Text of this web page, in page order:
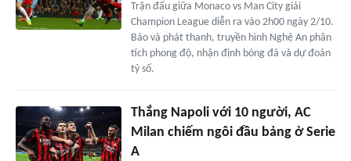
Trận đấu giữa Monaco vs Man City giải
Champion League diễn ra vào 2h00 ngày 2/10.
Báo và phát thanh, truyền hình Nghệ An phân
tích phong độ, nhận định bóng đá và dự đoán
tỷ số.
Thắng Napoli với 10 người, AC
Milan chiếm ngôi đầu bảng ở Serie
A